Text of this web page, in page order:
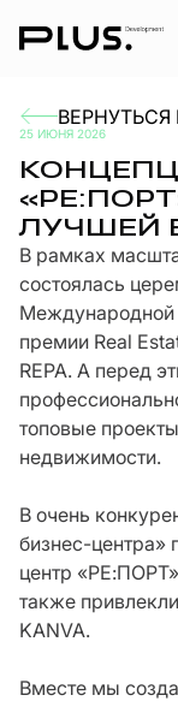
25 ИЮНЯ 2026
ЛУЧШЕЙ
В рамках
состоялась
Международной
премии Real
REPA. А перед
топовые
недвижимости.
В очень
бизнес-центра»
центр
также
KANVA.
Вместе мы